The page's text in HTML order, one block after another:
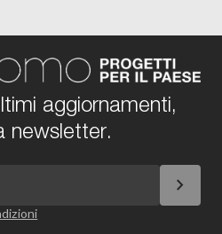
aggiornamenti,
newsletter.
chevron_right